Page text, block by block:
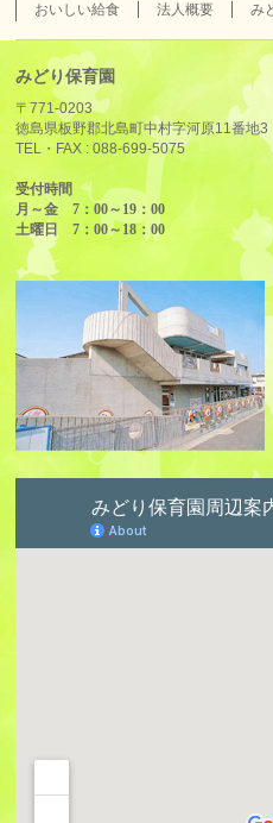
おいしい給食
法人概要 み
みどり保育園
〒771-0203
徳島県板野郡北島町中村字河原11番地3
TEL・FAX :088-699-5075
受付時間
月～金 7：00～19：00
土曜日 7：00～18：00